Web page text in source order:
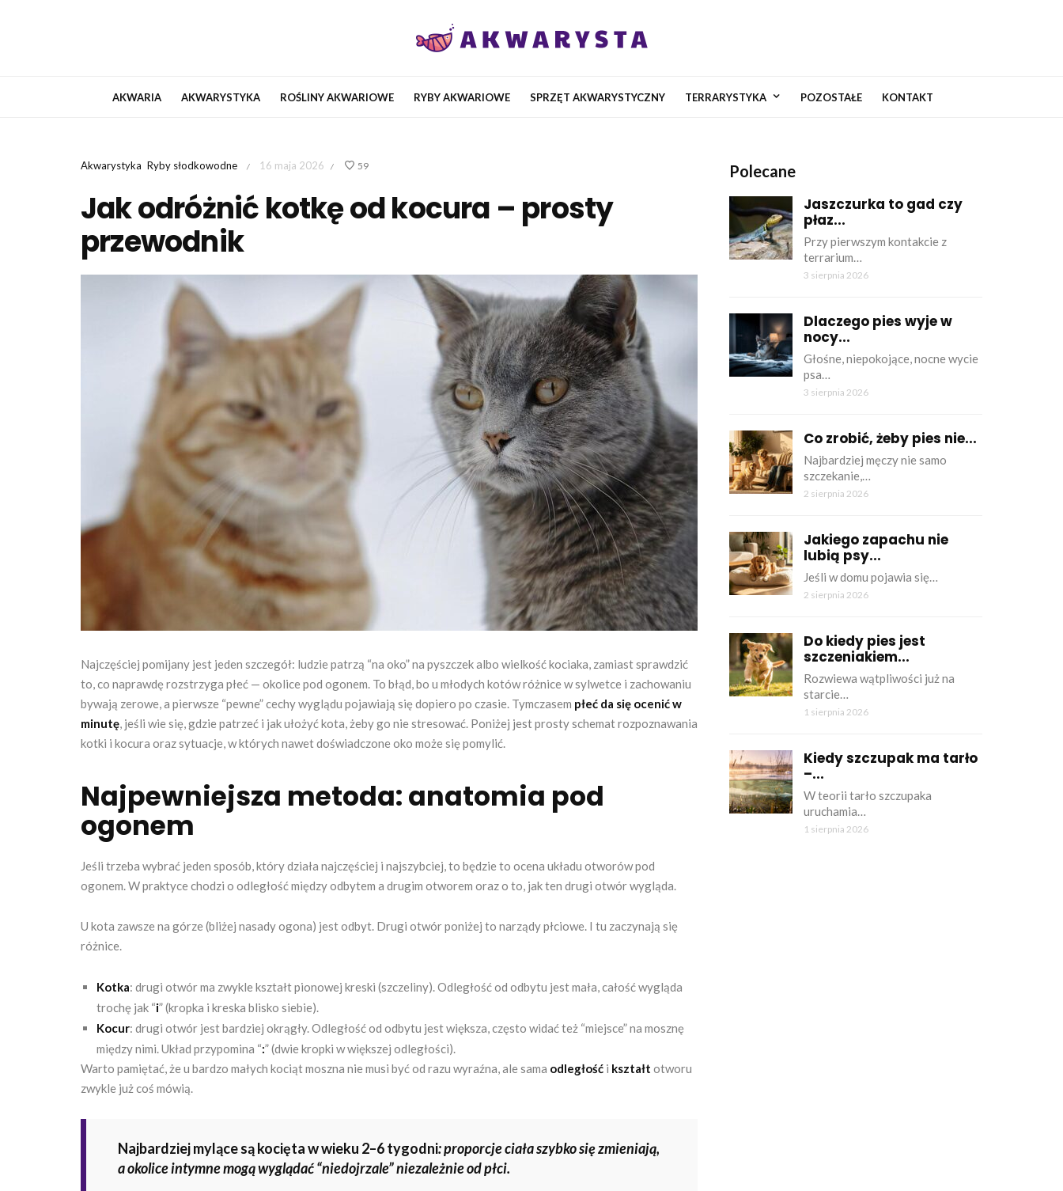
AKWARIA AKWARYSTYKA ROŚLINY AKWARIOWE RYBY AKWARIOWE SPRZĘT AKWARYSTYCZNY TERRARYSTYKA POZOSTAŁE KONTAKT
Akwarystyka Ryby słodkowodne / 16 maja 2026 / 59
Jak odróżnić kotkę od kocura – prosty
przewodnik
Najczęściej pomijany jest jeden szczegół: ludzie patrzą “na oko” na pyszczek albo wielkość kociaka, zamiast sprawdzić
to, co naprawdę rozstrzyga płeć — okolice pod ogonem. To błąd, bo u młodych kotów różnice w sylwetce i zachowaniu
bywają zerowe, a pierwsze “pewne” cechy wyglądu pojawiają się dopiero po czasie. Tymczasem płeć da się ocenić w
minutę, jeśli wie się, gdzie patrzeć i jak ułożyć kota, żeby go nie stresować. Poniżej jest prosty schemat rozpoznawania
kotki i kocura oraz sytuacje, w których nawet doświadczone oko może się pomylić.
Najpewniejsza metoda: anatomia pod
ogonem
Jeśli trzeba wybrać jeden sposób, który działa najczęściej i najszybciej, to będzie to ocena układu otworów pod
ogonem. W praktyce chodzi o odległość między odbytem a drugim otworem oraz o to, jak ten drugi otwór wygląda.
U kota zawsze na górze (bliżej nasady ogona) jest odbyt. Drugi otwór poniżej to narządy płciowe. I tu zaczynają się
różnice.
Kotka: drugi otwór ma zwykle kształt pionowej kreski (szczeliny). Odległość od odbytu jest mała, całość wygląda
trochę jak “i” (kropka i kreska blisko siebie).
Kocur: drugi otwór jest bardziej okrągły. Odległość od odbytu jest większa, często widać też “miejsce” na mosznę
między nimi. Układ przypomina “:” (dwie kropki w większej odległości).
Warto pamiętać, że u bardzo małych kociąt moszna nie musi być od razu wyraźna, ale sama odległość i kształt otworu
zwykle już coś mówią.
Najbardziej mylące są kocięta w wieku 2–6 tygodni: proporcje ciała szybko się zmieniają,
a okolice intymne mogą wyglądać “niedojrzale” niezależnie od płci.
Polecane
Jaszczurka to gad czy
płaz...
Przy pierwszym kontakcie z
terrarium…
3 sierpnia 2026
Dlaczego pies wyje w
nocy...
Głośne, niepokojące, nocne wycie
psa…
3 sierpnia 2026
Co zrobić, żeby pies nie...
Najbardziej męczy nie samo
szczekanie,…
2 sierpnia 2026
Jakiego zapachu nie
lubią psy...
Jeśli w domu pojawia się…
2 sierpnia 2026
Do kiedy pies jest
szczeniakiem...
Rozwiewa wątpliwości już na
starcie…
1 sierpnia 2026
Kiedy szczupak ma tarło
–...
W teorii tarło szczupaka
uruchamia…
1 sierpnia 2026